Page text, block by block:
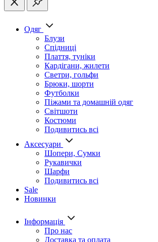
Одяг
Блузи
Спідниці
Плаття, туніки
Кардігани, жилети
Светри, гольфи
Брюки, шорти
Футболки
Піжами та домашній одяг
Світшоти
Костюми
Подивитись всі
Аксесуари
Шопери, Сумки
Рукавички
Шарфи
Подивитись всі
Sale
Новинки
Інформація
Про нас
Доставка та оплата